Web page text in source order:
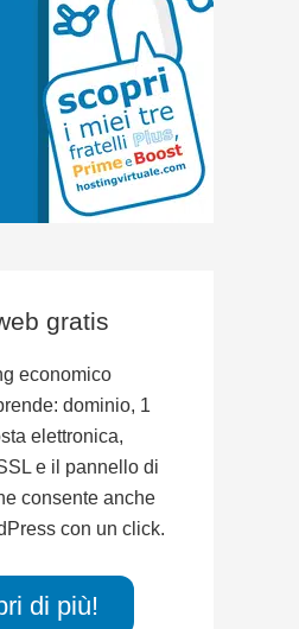
gratis
economico
dominio, 1
elettronica,
e il pannello di
consente anche
con un click.
di più!